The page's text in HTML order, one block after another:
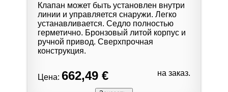
Клапан может быть установлен внутри
линии и управляется снаружи. Легко
устанавливается. Седло полностью
герметично. Бронзовый литой корпус и
ручной привод. Сверхпрочная
конструкция.
Цена: 662,49 € на заказ.